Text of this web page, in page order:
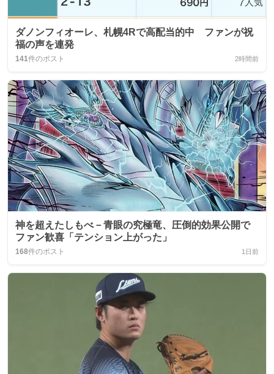
ダノンフィオーレ、札幌4Rで高配当的中 ファンが祝
福の声を連発
141件のポスト 2時間前
神を超えたしもべ－青眼の究極竜、圧倒的効果公開で
ファン歓喜「テンション上がった」
168件のポスト 1日前